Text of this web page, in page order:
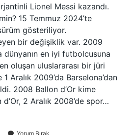
Lionel Messi kazandı.
15 Temmuz 2024’te
gösteriliyor.
bir değişiklik var. 2009
dünyanın en iyi futbolcusuna
oluşan uluslararası bir jüri
Aralık 2009’da Barselona’dan
2008 Ballon d’Or kime
2 Aralık 2008’de spor…
Yorum Bırak